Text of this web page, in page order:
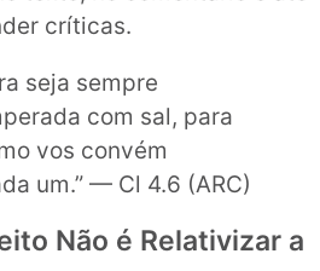
críticas.
seja sempre
com sal, para
vos convém
um.” — Cl 4.6 (ARC)
Não é Relativizar a